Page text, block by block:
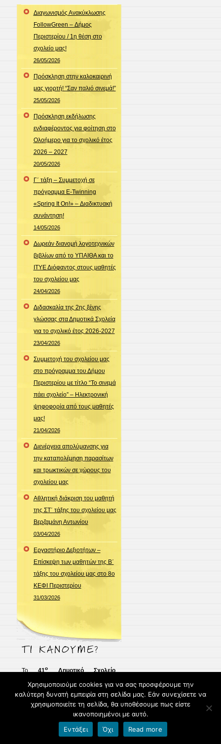
Διαγωνισμός Ανακύκλωσης
FollowGreen – Δήμος
Περιστερίου / 1η θέση στο
σχολείο μας!
26/05/2026
Πρόσκληση στην καλοκαιρινή
μας γιορτή! “Σαν παλιό σινεμά!”
25/05/2026
Πρόσκληση εκδήλωσης
ενδιαφέροντος για φοίτηση στο
Ολοήμερο για το σχολικό έτος
2026 – 2027
20/05/2026
Γ΄ τάξη – Συμμετοχή σε
πρόγραμμα E-Twinning
«Spring It On!» – Διαδικτυακή
συνάντηση!
14/05/2026
Δωρεάν διανομή λογοτεχνικών
βιβλίων από το ΥΠΑΙΘΑ και το
ΙΤΥΕ Διόφαντος στους μαθητές
του σχολείου μας
24/04/2026
Διδασκαλία της 2ης ξένης
γλώσσας στα Δημοτικά Σχολεία
για το σχολικό έτος 2026-2027
23/04/2026
Συμμετοχή του σχολείου μας
στο πρόγραμμα του Δήμου
Περιστερίου με τίτλο “Το σινεμά
πάει σχολείο” – Ηλεκτρονική
ψηφοφορία από τους μαθητές
μας!
21/04/2026
Διενέργεια απολύμανσης για
την καταπολέμηση παρασίτων
και τρωκτικών σε χώρους του
σχολείου μας
Αθλητική διάκριση του μαθητή
της ΣΤ΄ τάξης του σχολείου μας
Βερζαμάνη Αντωνίου
03/04/2026
Εργαστήριο Δεξιοτήτων –
Επίσκεψη των μαθητών της Β΄
τάξης του σχολείου μας στο 8ο
ΚΕΦΙ Περιστερίου
31/03/2026
Το41οΔημοτικό Σχολείο
Περιστερίου, που εδρεύει στο
Περιστέρι στη συμβολή των οδών
Κάκτου & Αγίου Ιεροθέου,
ΦΕΚ 289/1-10-
και η οργανικότητά του
Χρησιμοποιούμε cookies για να σας προσφέρουμε την
καλύτερη δυνατή εμπειρία στη σελίδα μας. Εάν συνεχίσετε να
χρησιμοποιείτε τη σελίδα, θα υποθέσουμε πως είστε
ικανοποιημένοι με αυτό.
Εντάξει
Όχι Read more